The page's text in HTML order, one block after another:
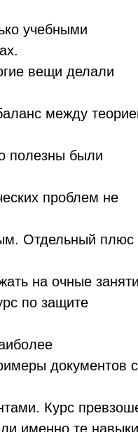
учебными
вещи делали
между
полезны были
проблем не
Отдельный
на очные
по защите
документов
Курс
именно те навыки,